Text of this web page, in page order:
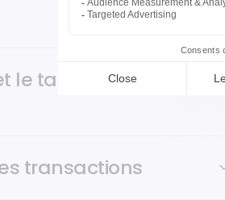
le taux de
transactions